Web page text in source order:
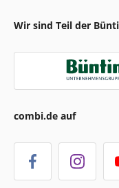
Wir sind Teil der
combi.de auf